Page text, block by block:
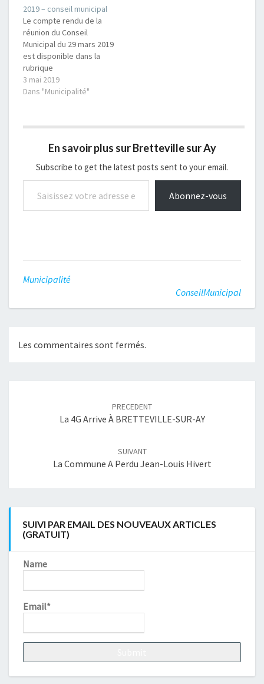
mars 2017 Droit de
préemption sur la
parcelle AC 420, 32
Charrière des Délabres
Délibération sur la…
2019 – conseil municipal
Le compte rendu de la
réunion du Conseil
Municipal du 29 mars 2019
est disponible dans la
rubrique
Téléchargements avec
les autres compte-
Approbation du PV du 1er
gestion 2018Compte
administratif
2018Affectation du
2019Vote des taux
d’impositionDélibération
3 mai 2019
Dans "Municipalité"
En savoir plus sur Bretteville sur Ay
Subscribe to get the latest posts sent to your email.
Saisissez votre adresse e-mail…
Abonnez-vous
Municipalité
ConseilMunicipal
Les commentaires sont fermés.
PRECEDENT
La 4G Arrive À BRETTEVILLE-SUR-AY
SUIVANT
La Commune A Perdu Jean-Louis Hivert
SUIVI PAR EMAIL DES NOUVEAUX ARTICLES
(GRATUIT)
Name
Email*